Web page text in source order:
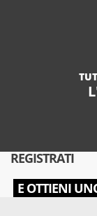
REGISTRATI
E OTTIENI